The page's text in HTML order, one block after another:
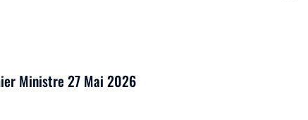
Ministre 27 Mai 2026